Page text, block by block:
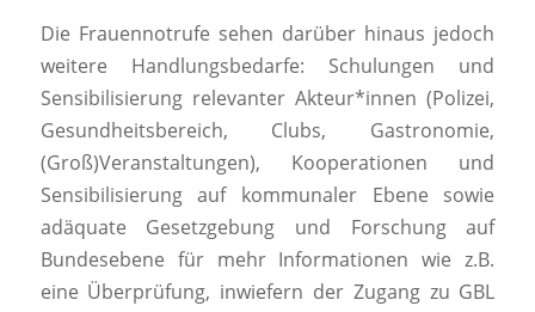
Die Frauennotrufe sehen darüber hinaus jedoch
weitere Handlungsbedarfe: Schulungen und
Sensibilisierung relevanter Akteur*innen (Polizei,
Gesundheitsbereich, Clubs, Gastronomie,
(Groß)Veranstaltungen), Kooperationen und
Sensibilisierung auf kommunaler Ebene sowie
adäquate Gesetzgebung und Forschung auf
Bundesebene für mehr Informationen wie z.B.
eine Überprüfung, inwiefern der Zugang zu GBL